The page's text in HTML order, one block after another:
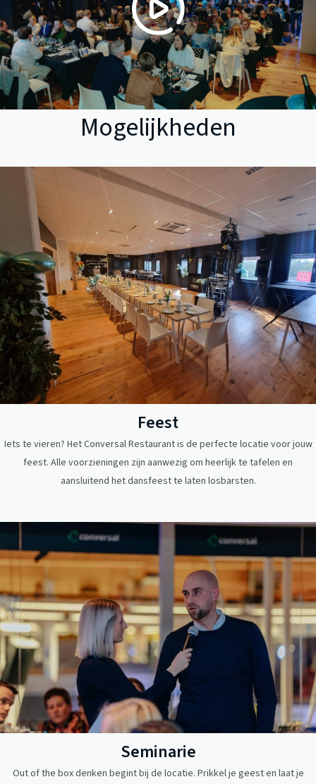
Mogelijkheden
Feest
Iets te vieren? Het Conversal Restaurant is de perfecte locatie voor jouw
feest. Alle voorzieningen zijn aanwezig om heerlijk te tafelen en
aansluitend het dansfeest te laten losbarsten.
Seminarie
Out of the box denken begint bij de locatie. Prikkel je geest en laat je